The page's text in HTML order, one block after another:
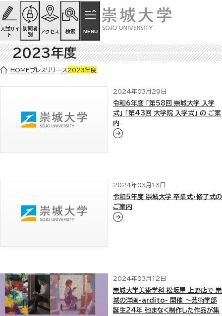
ページの先頭です
ページ内を移動するためのリンク
本文(c)へ
入試サイ
ト
訪問者
別
アクセス 検索 MENU
ここから本文です。
2023年度
HOMEプレスリリース 2023年度
2024年03月29日
令和6年度 「第58回 崇城大学 入学
式」 「第43回 大学院 入学式」 の ご案
内
2024年03月13日
令和5年度 崇城大学 卒業式・修了式の
ご案内
2024年03月12日
崇城大学美術学科 松坂屋 上野店で 崇
城の洋画-ardito- 開催 ～芸術学部
誕生24年 弛まなく制作した作品が集